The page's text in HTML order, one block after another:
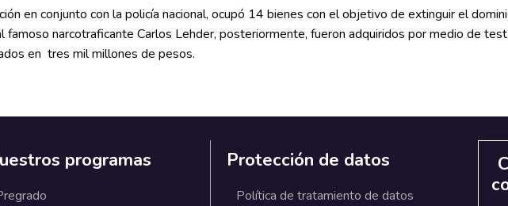
en conjunto con la policía nacional, ocupó 14 bienes con el objetivo de extinguir el
narcotraficante Carlos Lehder, posteriormente, fueron adquiridos por medio de
en tres mil millones de pesos.
programas Protección de datos
Política de tratamiento de datos